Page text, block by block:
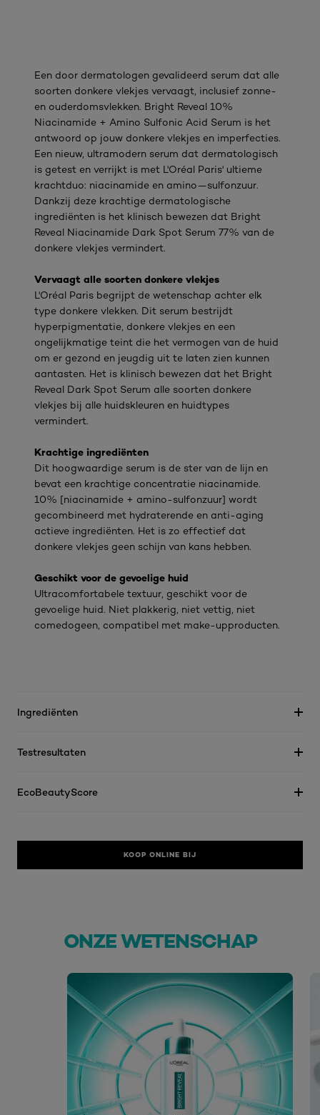
Een door dermatologen gevalideerd serum dat alle
soorten donkere vlekjes vervaagt, inclusief zonne-
en ouderdomsvlekken. Bright Reveal 10%
Niacinamide + Amino Sulfonic Acid Serum is het
antwoord op jouw donkere vlekjes en imperfecties.
Een nieuw, ultramodern serum dat dermatologisch
is getest en verrijkt is met L'Oréal Paris' ultieme
krachtduo: niacinamide en amino—sulfonzuur.
Dankzij deze krachtige dermatologische
ingrediënten is het klinisch bewezen dat Bright
Reveal Niacinamide Dark Spot Serum 77% van de
donkere vlekjes vermindert.
Vervaagt alle soorten donkere vlekjes
L'Oréal Paris begrijpt de wetenschap achter elk
type donkere vlekken. Dit serum bestrijdt
hyperpigmentatie, donkere vlekjes en een
ongelijkmatige teint die het vermogen van de huid
om er gezond en jeugdig uit te laten zien kunnen
aantasten. Het is klinisch bewezen dat het Bright
Reveal Dark Spot Serum alle soorten donkere
vlekjes bij alle huidskleuren en huidtypes
vermindert.
Krachtige ingrediënten
Dit hoogwaardige serum is de ster van de lijn en
bevat een krachtige concentratie niacinamide.
10% [niacinamide + amino-sulfonzuur] wordt
gecombineerd met hydraterende en anti-aging
actieve ingrediënten. Het is zo effectief dat
donkere vlekjes geen schijn van kans hebben.
Geschikt voor de gevoelige huid
Ultracomfortabele textuur, geschikt voor de
gevoelige huid. Niet plakkerig, niet vettig, niet
comedogeen, compatibel met make-upproducten.
Ingrediënten
Testresultaten
EcoBeautyScore
KOOP ONLINE BIJ
ONZE WETENSCHAP
skip slider